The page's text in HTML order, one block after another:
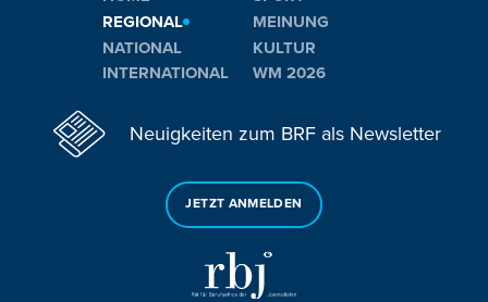
REGIONAL
NATIONAL
INTERNATIONAL
MEINUNG
KULTUR
WM 2026
Neuigkeiten zum BRF als Newsletter
JETZT ANMELDEN